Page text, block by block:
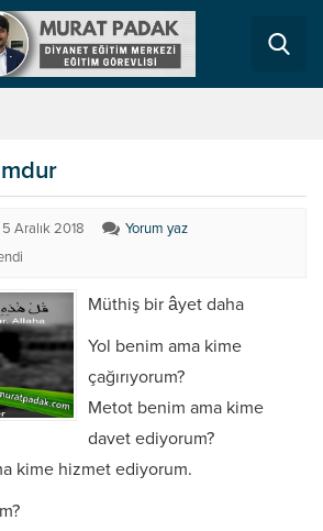
5 Aralık 2018
Yorum yaz
Müthiş bir âyet daha
Yol benim ama kime
çağırıyorum?
Metot benim ama kime
davet ediyorum?
kime hizmet ediyorum.